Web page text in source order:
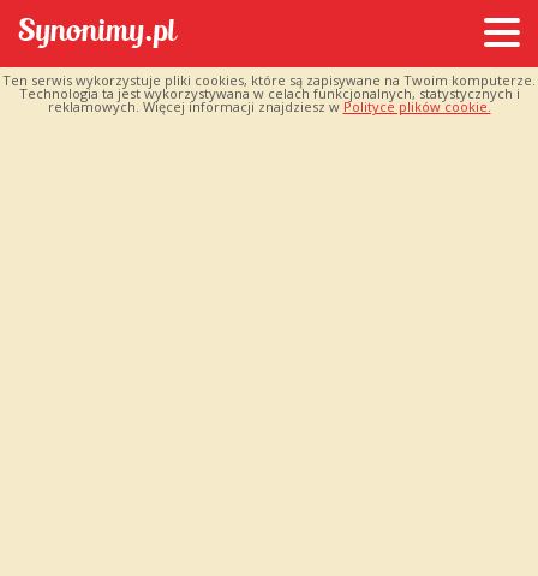
Ten serwis wykorzystuje pliki cookies, które są zapisywane na Twoim komputerze.
Technologia ta jest wykorzystywana w celach funkcjonalnych, statystycznych i
reklamowych. Więcej informacji znajdziesz w Polityce plików cookie.